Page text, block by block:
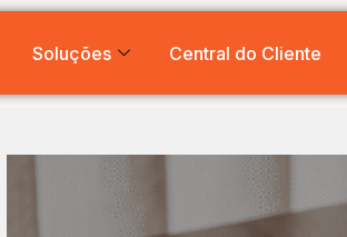
Soluções Central do Cliente